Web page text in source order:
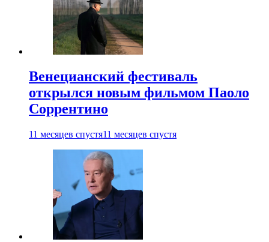
Венецианский фестиваль
открылся новым фильмом Паоло
Соррентино
11 месяцев спустя11 месяцев спустя